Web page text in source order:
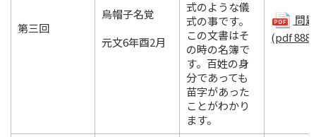
第三回
烏帽子名覚
元文6年酉2月
式のような儀
式の事です。
この文書はそ
の時の名簿で
す。百姓の身
分であっても
苗字があった
ことがわかり
ます。
問
(pdf 888